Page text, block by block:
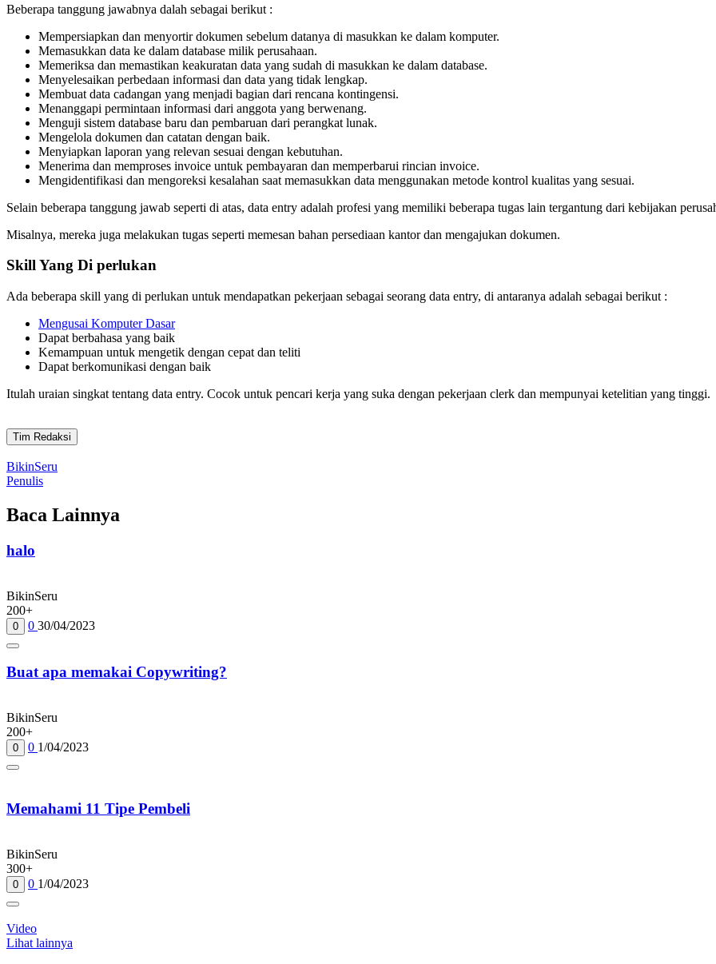
Beberapa tanggung jawabnya dalah sebagai berikut :
Mempersiapkan dan menyortir dokumen sebelum datanya di masukkan ke dalam komputer.
Memasukkan data ke dalam database milik perusahaan.
Memeriksa dan memastikan keakuratan data yang sudah di masukkan ke dalam database.
Menyelesaikan perbedaan informasi dan data yang tidak lengkap.
Membuat data cadangan yang menjadi bagian dari rencana kontingensi.
Menanggapi permintaan informasi dari anggota yang berwenang.
Menguji sistem database baru dan pembaruan dari perangkat lunak.
Mengelola dokumen dan catatan dengan baik.
Menyiapkan laporan yang relevan sesuai dengan kebutuhan.
Menerima dan memproses invoice untuk pembayaran dan memperbarui rincian invoice.
Mengidentifikasi dan mengoreksi kesalahan saat memasukkan data menggunakan metode kontrol kualitas yang sesuai.
Selain beberapa tanggung jawab seperti di atas, data entry adalah profesi yang memiliki beberapa tugas lain tergantung dari kebijakan
Misalnya, mereka juga melakukan tugas seperti memesan bahan persediaan kantor dan mengajukan dokumen.
Skill Yang Di perlukan
Ada beberapa skill yang di perlukan untuk mendapatkan pekerjaan sebagai seorang data entry, di antaranya adalah sebagai berikut :
Mengusai Komputer Dasar
Dapat berbahasa yang baik
Kemampuan untuk mengetik dengan cepat dan teliti
Dapat berkomunikasi dengan baik
Itulah uraian singkat tentang data entry. Cocok untuk pencari kerja yang suka dengan pekerjaan clerk dan mempunyai ketelitian yang tinggi.
Tim Redaksi
BikinSeru
Penulis
Baca Lainnya
halo
BikinSeru
200+
0 0 30/04/2023
Buat apa memakai Copywriting?
BikinSeru
200+
0 0 1/04/2023
Memahami 11 Tipe Pembeli
BikinSeru
300+
0 0 1/04/2023
Video
Lihat lainnya